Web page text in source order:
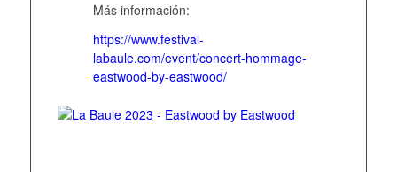
Más información:
https://www.festival-
labaule.com/event/concert-hommage-
eastwood-by-eastwood/